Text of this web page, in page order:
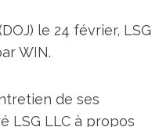
le 24 février, LSG
WIN.
de ses
LSG LLC à propos